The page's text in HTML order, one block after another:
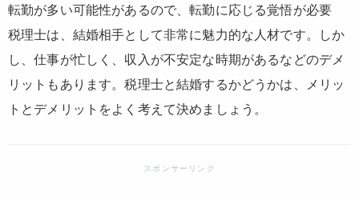
転勤が多い可能性があるので、転勤に応じる覚悟が必要
税理士は、結婚相手として非常に魅力的な人材です。しか
し、仕事が忙しく、収入が不安定な時期があるなどのデメ
リットもあります。税理士と結婚するかどうかは、メリッ
トとデメリットをよく考えて決めましょう。